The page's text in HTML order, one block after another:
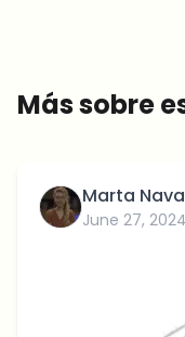
Más sobre
Marta
June 27,